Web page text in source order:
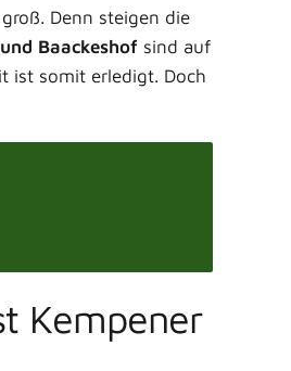
Denn steigen die
Baackeshof sind auf
ist somit erledigt. Doch
Kempener